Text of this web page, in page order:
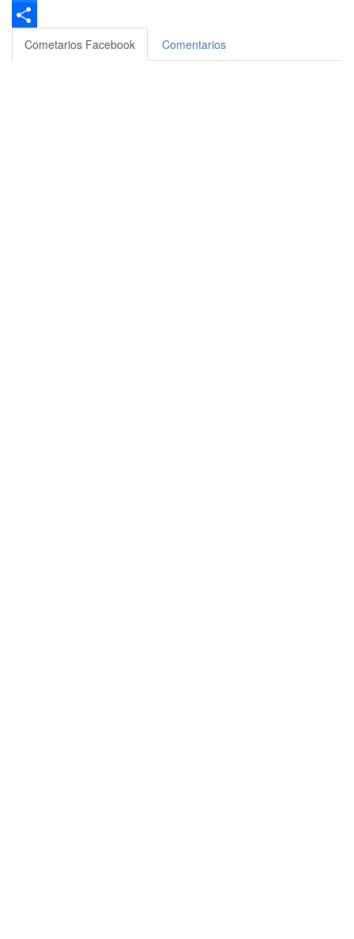
Bluesky
Compartir
Cometarios Facebook Comentarios